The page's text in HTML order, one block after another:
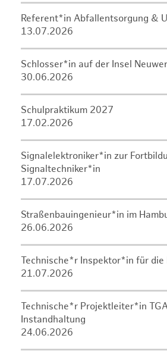
Referent*in Abfallentsorgung &
13.07.2026
Schlosser*in auf der Insel
30.06.2026
Schulpraktikum 2027
17.02.2026
Signalelektroniker*in zur
Signaltechniker*in
17.07.2026
Straßenbauingenieur*in im
26.06.2026
Technische*r Inspektor*in für die
21.07.2026
Technische*r Projektleiter*in
Instandhaltung
24.06.2026